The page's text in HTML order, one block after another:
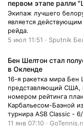
первом этапе ралли
Экипаж лучшего
является
рейда.
5 июл 11:51 · Sputnik
Бен Шелтон стал
в Окленде
16-я ракетка мира Бен
представляющий США,
номером рейтинга
Карбальесом-Баэной
турнира ASB Classic -
11 янв 07:10 ·